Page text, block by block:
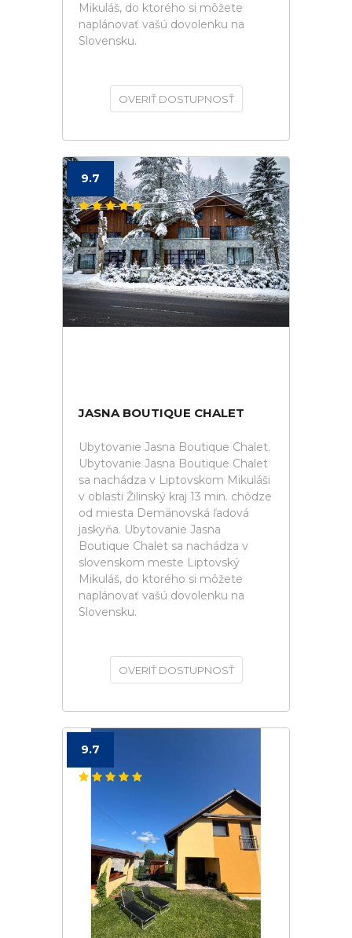
Mikuláš, do ktorého si môžete
naplánovať vašú dovolenku na
Slovensku.
OVERIŤ DOSTUPNOSŤ
9.7
JASNA BOUTIQUE CHALET
Ubytovanie Jasna Boutique Chalet.
Ubytovanie Jasna Boutique Chalet
sa nachádza v Liptovskom Mikuláši
v oblasti Žilinský kraj 13 min. chôdze
od miesta Demänovská ľadová
jaskyňa. Ubytovanie Jasna
Boutique Chalet sa nachádza v
slovenskom meste Liptovský
Mikuláš, do ktorého si môžete
naplánovať vašú dovolenku na
Slovensku.
OVERIŤ DOSTUPNOSŤ
9.7